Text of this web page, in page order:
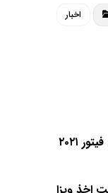
اخبار
۲۰۲۱